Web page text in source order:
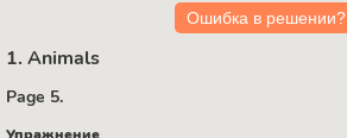
Ошибка в решении?
1. Animals
Page 5.